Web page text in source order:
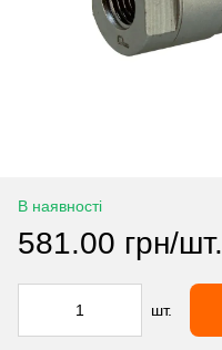
В наявності
581.00 грн/шт.
шт.